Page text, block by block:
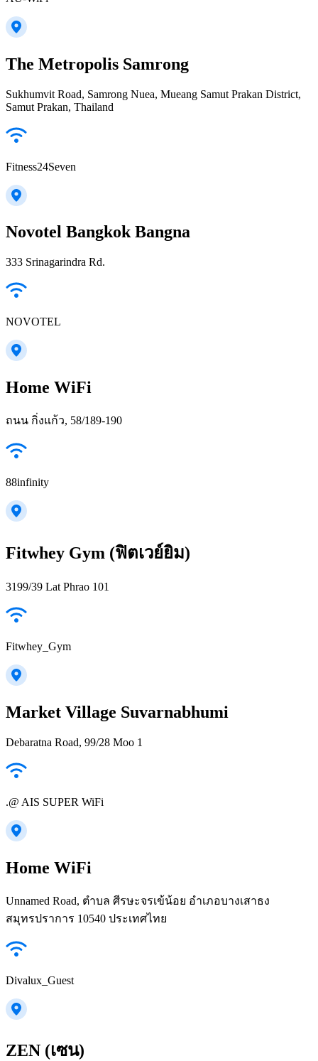
The Metropolis Samrong
Sukhumvit Road, Samrong Nuea, Mueang Samut Prakan District,
Samut Prakan, Thailand
Fitness24Seven
Novotel Bangkok Bangna
333 Srinagarindra Rd.
NOVOTEL
Home WiFi
ถนน กิ่งแก้ว, 58/189-190
88infinity
Fitwhey Gym (ฟิตเวย์ยิม)
3199/39 Lat Phrao 101
Fitwhey_Gym
Market Village Suvarnabhumi
Debaratna Road, 99/28 Moo 1
.@ AIS SUPER WiFi
Home WiFi
Unnamed Road, ตำบล ศีรษะจรเข้น้อย อำเภอบางเสาธง
สมุทรปราการ 10540 ประเทศไทย
Divalux_Guest
ZEN (เซน)